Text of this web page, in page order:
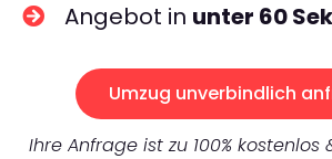
Angebot in unter 60
Umzug unverbindlich
Ihre Anfrage ist zu 100%